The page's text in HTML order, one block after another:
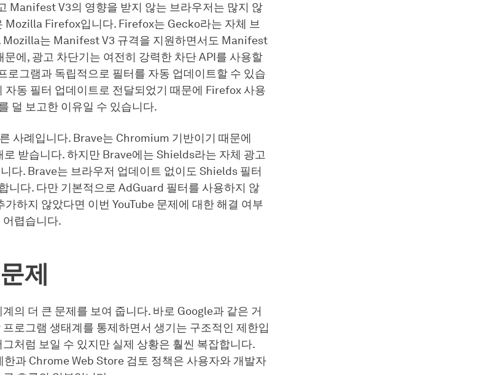
Manifest V3의 영향을 받지 않는 브라우저는 많지 않
Mozilla Firefox입니다. Firefox는 Gecko라는 자체 브
Mozilla는 Manifest V3 규격을 지원하면서도 Manifest
에, 광고 차단기는 여전히 강력한 차단 API를 사용할
로그램과 독립적으로 필터를 자동 업데이트할 수 있습
자동 필터 업데이트로 전달되었기 때문에 Firefox 사용
덜 보고한 이유일 수 있습니다.
사례입니다. Brave는 Chromium 기반이기 때문에
받습니다. 하지만 Brave에는 Shields라는 자체 광고
다. Brave는 브라우저 업데이트 없이도 Shields 필터
니다. 다만 기본적으로 AdGuard 필터를 사용하지 않
하지 않았다면 이번 YouTube 문제에 대한 해결 여부
어렵습니다.
제
의 더 큰 문제를 보여 줍니다. 바로 Google과 같은 거
로그램 생태계를 통제하면서 생기는 구조적인 제한입
처럼 보일 수 있지만 실제 상황은 훨씬 복잡합니다.
과 Chrome Web Store 검토 정책은 사용자와 개발자